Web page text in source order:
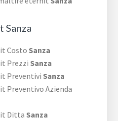
Sanza
Costo Sanza
Prezzi Sanza
Preventivi Sanza
Preventivo Azienda
Ditta Sanza